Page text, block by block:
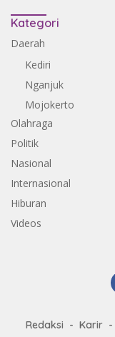
Kategori
Daerah
Kediri
Nganjuk
Mojokerto
Olahraga
Politik
Nasional
Internasional
Hiburan
Videos
Redaksi Karir